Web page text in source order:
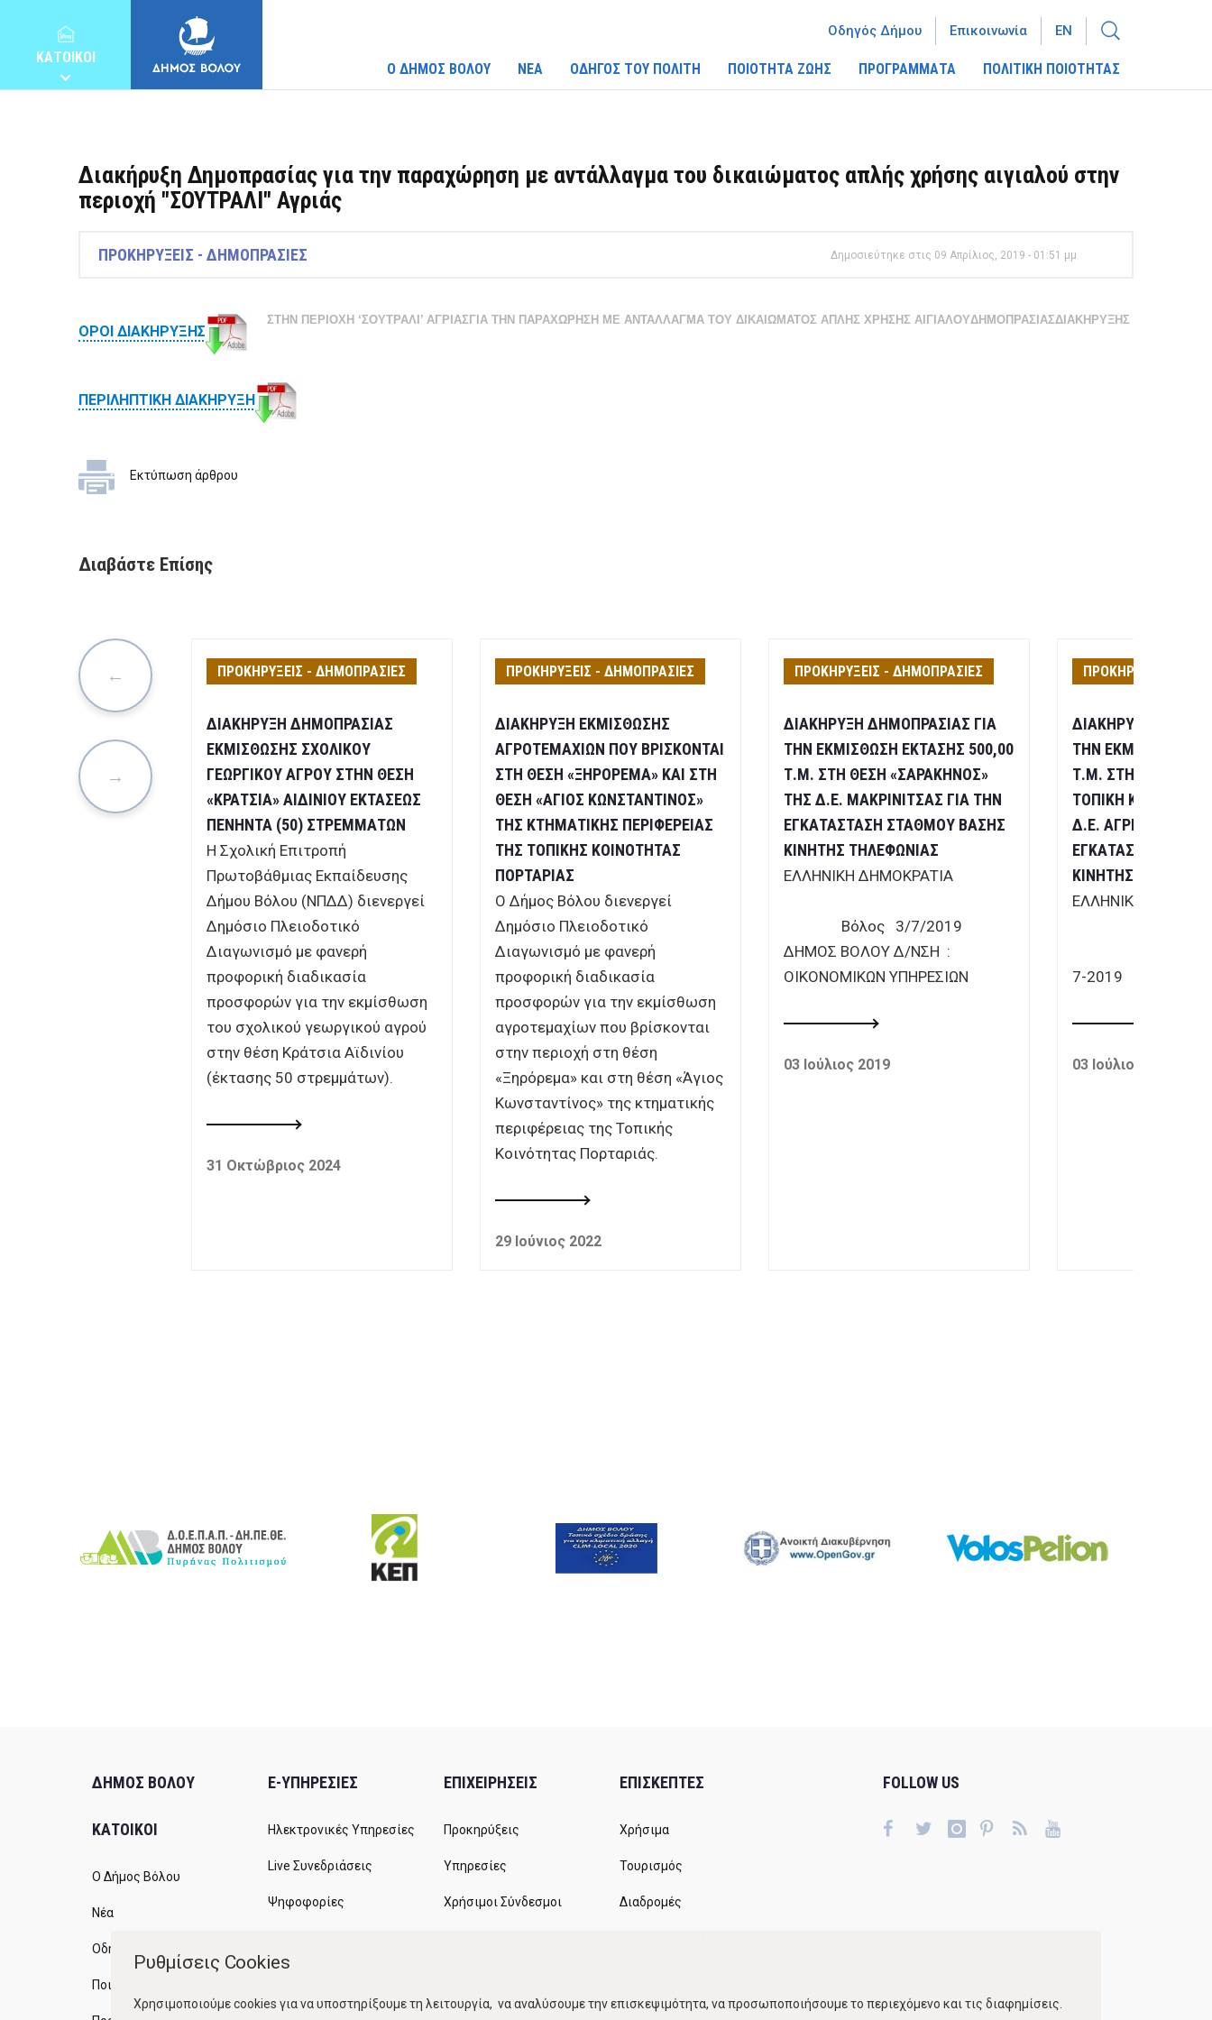
ΚΑΤΟΙΚΟΙ
E-ΥΠΗΡΕΣΙΕΣ
ΕΠΙΧΕΙΡΗΣΕΙΣ
ΕΠΙΣΚΕΠΤΕΣ
Ο ΔΗΜΟΣ ΒΟΛΟΥ ΝΕΑ ΟΔΗΓΟΣ ΤΟΥ ΠΟΛΙΤΗ ΠΟΙΟΤΗΤΑ ΖΩΗΣ ΠΡΟΓΡΑΜΜΑΤΑ ΠΟΛΙΤΙΚΗ ΠΟΙΟΤΗΤΑΣ
Οδηγός Δήμου Επικοινωνία EN
Διακήρυξη Δημοπρασίας για την παραχώρηση με αντάλλαγμα του δικαιώματος απλής χρήσης αιγιαλού στην
περιοχή "ΣΟΥΤΡΑΛΙ" Αγριάς
ΠΡΟΚΗΡΥΞΕΙΣ - ΔΗΜΟΠΡΑΣΙΕΣ Δημοσιεύτηκε στις 09 Απρίλιος, 2019 - 01:51 μμ
ΔΙΑΚΗΡΥΞΗΣ
ΔΗΜΟΠΡΑΣΙΑΣ
ΓΙΑ ΤΗΝ ΠΑΡΑΧΩΡΗΣΗ ΜΕ ΑΝΤΑΛΛΑΓΜΑ ΤΟΥ ΔΙΚΑΙΩΜΑΤΟΣ ΑΠΛΗΣ ΧΡΗΣΗΣ ΑΙΓΙΑΛΟΥ
ΣΤΗΝ ΠΕΡΙΟΧΗ ‘ΣΟΥΤΡΑΛΙ’ ΑΓΡΙΑΣ
ΟΡΟΙ ΔΙΑΚΗΡΥΞΗΣ
ΠΕΡΙΛΗΠΤΙΚΗ ΔΙΑΚΗΡΥΞΗ
Εκτύπωση άρθρου
Διαβάστε Επίσης
- ΔΗΜΟΠΡΑΣΙΕΣ
Καταστήματος
Βαλαχής"
ΠΡΟΚΗΡΥΞΕΙΣ - ΔΗΜΟΠΡΑΣΙΕΣ
ΔΙΑΚΗΡΥΞΗ ΔΗΜΟΠΡΑΣΙΑΣ
ΕΚΜΙΣΘΩΣΗΣ ΣΧΟΛΙΚΟΥ
ΓΕΩΡΓΙΚΟΥ ΑΓΡΟΥ ΣΤΗΝ ΘΕΣΗ
«ΚΡΑΤΣΙΑ» ΑΙΔΙΝΙΟΥ ΕΚΤΑΣΕΩΣ
ΠΕΝΗΝΤΑ (50) ΣΤΡΕΜΜΑΤΩΝ
Η Σχολική Επιτροπή
Πρωτοβάθμιας Εκπαίδευσης
Δήμου Βόλου (ΝΠΔΔ) διενεργεί
Δημόσιο Πλειοδοτικό
Διαγωνισμό με φανερή
προφορική διαδικασία
προσφορών για την εκμίσθωση
του σχολικού γεωργικού αγρού
στην θέση Κράτσια Αϊδινίου
(έκτασης 50 στρεμμάτων).
31 Οκτώβριος 2024
ΠΡΟΚΗΡΥΞΕΙΣ - ΔΗΜΟΠΡΑΣΙΕΣ
ΔΙΑΚΗΡΥΞΗ ΕΚΜΙΣΘΩΣΗΣ
ΑΓΡΟΤΕΜΑΧΙΩΝ ΠΟΥ ΒΡΙΣΚΟΝΤΑΙ
ΣΤΗ ΘΕΣΗ «ΞΗΡΟΡΕΜΑ» ΚΑΙ ΣΤΗ
ΘΕΣΗ «ΑΓΙΟΣ ΚΩΝΣΤΑΝΤΙΝΟΣ»
ΤΗΣ ΚΤΗΜΑΤΙΚΗΣ ΠΕΡΙΦΕΡΕΙΑΣ
ΤΗΣ ΤΟΠΙΚΗΣ ΚΟΙΝΟΤΗΤΑΣ
ΠΟΡΤΑΡΙΑΣ
Ο Δήμος Βόλου διενεργεί
Δημόσιο Πλειοδοτικό
Διαγωνισμό με φανερή
προφορική διαδικασία
προσφορών για την εκμίσθωση
αγροτεμαχίων που βρίσκονται
στην περιοχή στη θέση
«Ξηρόρεμα» και στη θέση «Άγιος
Κωνσταντίνος» της κτηματικής
περιφέρειας της Τοπικής
Κοινότητας Πορταριάς.
29 Ιούνιος 2022
ΠΡΟΚΗΡΥΞΕΙΣ - ΔΗΜΟΠΡΑΣΙΕΣ
ΔΙΑΚΗΡΥΞΗ ΔΗΜΟΠΡΑΣΙΑΣ ΓΙΑ
ΤΗΝ ΕΚΜΙΣΘΩΣΗ ΕΚΤΑΣΗΣ 500,00
Τ.Μ. ΣΤΗ ΘΕΣΗ «ΣΑΡΑΚΗΝΟΣ»
ΤΗΣ Δ.Ε. ΜΑΚΡΙΝΙΤΣΑΣ ΓΙΑ ΤΗΝ
ΕΓΚΑΤΑΣΤΑΣΗ ΣΤΑΘΜΟΥ ΒΑΣΗΣ
ΚΙΝΗΤΗΣ ΤΗΛΕΦΩΝΙΑΣ
ΕΛΛΗΝΙΚΗ ΔΗΜΟΚΡΑΤΙΑ
Βόλος 3/7/2019
ΔΗΜΟΣ ΒΟΛΟΥ Δ/ΝΣΗ :
ΟΙΚΟΝΟΜΙΚΩΝ ΥΠΗΡΕΣΙΩΝ
03 Ιούλιος 2019
ΠΡΟΚΗΡΥΞΕΙΣ -
ΔΙΑΚΗΡΥΞΗΣ
ΤΗΝ ΕΚΜΙΣΘΩΣΗ
Τ.Μ. ΣΤΗ ΘΕΣΗ
ΤΟΠΙΚΗ ΚΟΙΝΟΤΗΤΑ
Δ.Ε. ΑΓΡΙΑΣ, ΓΙΑ
ΕΓΚΑΤΑΣΤΑΣΗ
ΚΙΝΗΤΗΣ
ΕΛΛΗΝΙΚΗ
7-2019
03 Ιούλιος 2019
ΔΗΜΟΣ ΒΟΛΟΥ
ΚΑΤΟΙΚΟΙ
Ο Δήμος Βόλου
Νέα
Οδηγός του πολίτη
Ποιότητα Ζωής
E-ΥΠΗΡΕΣΙΕΣ
Ηλεκτρονικές Υπηρεσίες
Live Συνεδριάσεις
Ψηφοφορίες
ΕΠΙΧΕΙΡΗΣΕΙΣ
Προκηρύξεις
Υπηρεσίες
Χρήσιμοι Σύνδεσμοι
ΕΠΙΣΚΕΠΤΕΣ
Χρήσιμα
Τουρισμός
Διαδρομές
Κίνηση Λιμένος
FOLLOW US
Ρυθμίσεις Cookies
Χρησιμοποιούμε cookies για να υποστηρίξουμε τη λειτουργία, να αναλύσουμε την επισκεψιμότητα, να προσωποποιήσουμε το περιεχόμενο και τις διαφημίσεις.